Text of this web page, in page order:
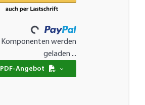
Loading...
Komponenten werden
geladen ...
PDF-Angebot